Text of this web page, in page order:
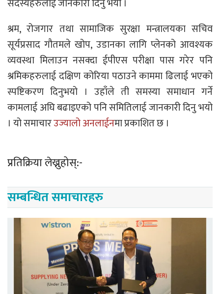
श्रम, रोजगार तथा सामाजिक सुरक्षा मन्त्रालयका सचिव
सूर्यप्रसाद गौतमले खोप, उडानका लागि प्लेनको आवश्यक
व्यवस्था मिलाउन नसक्दा ईपीएस परीक्षा पास गरेर पनि
श्रमिकहरुलाई दक्षिण कोरिया पठाउने काममा ढिलाई भएको
स्पष्टिकरण दिनुभयो । उहाँले ती समस्या समाधान गर्ने
कामलाई अघि बढाइएको पनि समितिलाई जानकारी दिनु भयो
। यो समाचारउज्यालो अनलाईनमा प्रकाशित छ ।
प्रतिक्रिया लेख्नुहोस्:-
सम्बन्धित समाचारहरु